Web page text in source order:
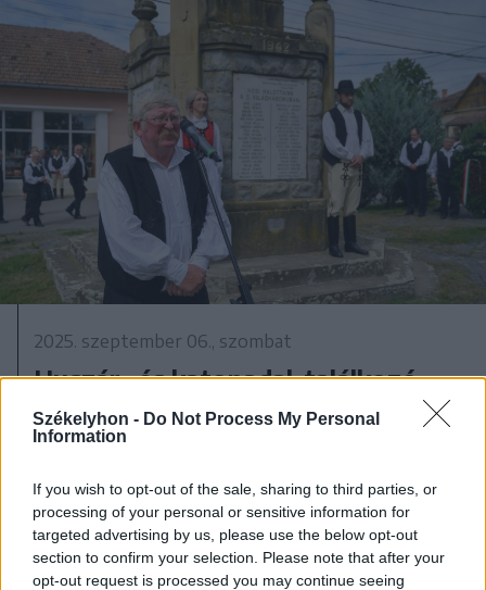
Székelyhon - Do Not Process My Personal
Information
If you wish to opt-out of the sale, sharing to third parties, or
processing of your personal or sensitive information for
targeted advertising by us, please use the below opt-out
section to confirm your selection. Please note that after your
opt-out request is processed you may continue seeing
2025. szeptember 06., szombat
Huszár- és katonadal-találkozó
2025. szeptember 06., szombat
Több mint kétezer előkészítős kap
ajándék iskolatáskát